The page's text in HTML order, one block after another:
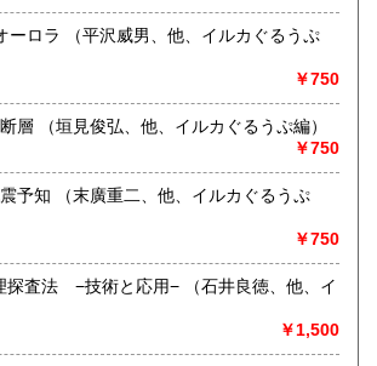
の他）
イルカぐるうぷ
￥750
月刊地球 8 活断層 （垣見俊弘、他、イルカぐるうぷ編）
￥750
ルカぐるうぷ
￥750
術と応用− （石井良徳、他、イ
￥1,500